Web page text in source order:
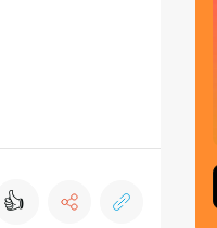
👍